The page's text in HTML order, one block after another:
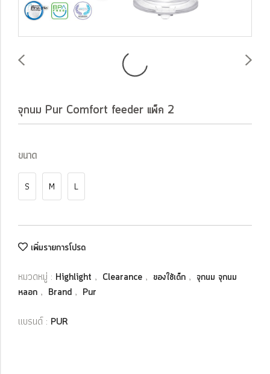
จุกนม Pur Comfort feeder แพ็ค 2
ขนาด
S M L
เพิ่มรายการโปรด
หมวดหมู่ : Highlight , Clearance , ของใช้เด็ก , จุกนม จุกนม
หลอก , Brand , Pur
แบรนด์ : PUR